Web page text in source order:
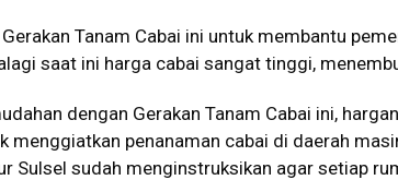
Gerakan Tanam Cabai ini untuk membantu
saat ini harga cabai sangat tinggi,
dengan Gerakan Tanam Cabai ini,
menggiatkan penanaman cabai di daerah
Sulsel sudah menginstruksikan agar setiap